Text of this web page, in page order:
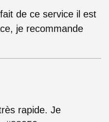
de ce service il est
je recommande
rapide. Je